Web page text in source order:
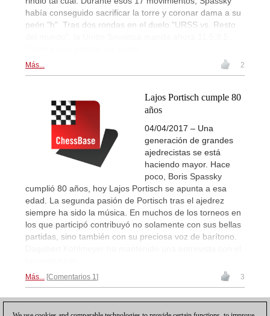
había conseguido sacrificar la torre y coronar dama a su
peón "h". Tras dos rondas en el duelo "URSS vs. Resto
Más... 2
Lajos Portisch cumple 80
años
04/04/2017 – Una
generación de grandes
ajedrecistas se está
haciendo mayor. Hace
poco, Boris Spassky
cumplió 80 años, hoy Lajos Portisch se apunta a esa
edad. La segunda pasión de Portisch tras el ajedrez
siempre ha sido la música. En muchos de los torneos en
los que participó contribuyó no solamente con sus bellas
partidas, sino también con su preciosa voz de barítono.
Más... Comentarios 1 3